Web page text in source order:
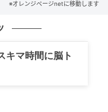
※オレンジページnetに移動します
キマ時間に脳ト